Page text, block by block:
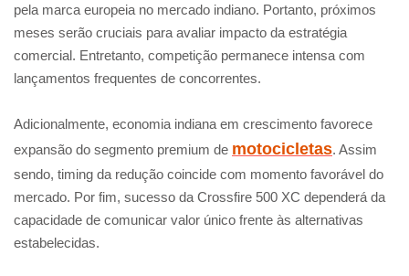
pela marca europeia no mercado indiano. Portanto, próximos
meses serão cruciais para avaliar impacto da estratégia
comercial. Entretanto, competição permanece intensa com
lançamentos frequentes de concorrentes.
Adicionalmente, economia indiana em crescimento favorece
expansão do segmento premium de motocicletas. Assim
sendo, timing da redução coincide com momento favorável do
mercado. Por fim, sucesso da Crossfire 500 XC dependerá da
capacidade de comunicar valor único frente às alternativas
estabelecidas.